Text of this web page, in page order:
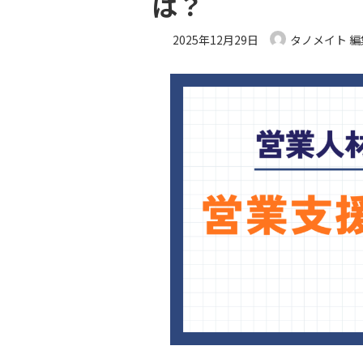
2025年12月29日 タノメイト